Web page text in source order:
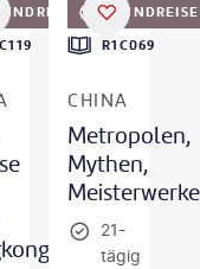
RUNDREISE
R1C069
CHINA
Metropolen,
Mythen,
Meisterwerke
21-
tägig